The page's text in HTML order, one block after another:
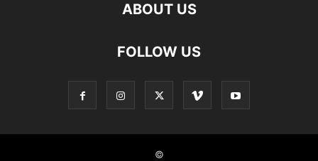
ABOUT US
FOLLOW US
©